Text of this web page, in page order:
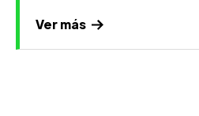
Ver más